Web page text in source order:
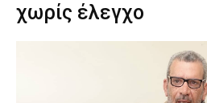
χωρίς έλεγχο